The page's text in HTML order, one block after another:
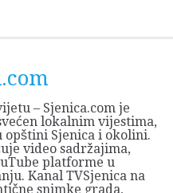
– Sjenica.com je
lokalnim vijestima,
Sjenica i okolini.
video sadržajima,
platforme u
Kanal TVSjenica na
snimke grada,